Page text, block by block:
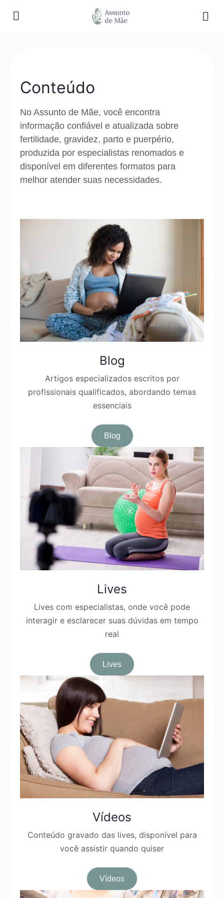
Conteúdo
No Assunto de Mãe, você encontra
informação confiável e atualizada sobre
fertilidade, gravidez, parto e puerpério,
produzida por especialistas renomados e
disponível em diferentes formatos para
melhor atender suas necessidades.
Blog
Artigos especializados escritos por
profissionais qualificados, abordando temas
essenciais
Blog
Lives
Lives com especialistas, onde você pode
interagir e esclarecer suas dúvidas em tempo
real
Lives
Vídeos
Conteúdo gravado das lives, disponível para
você assistir quando quiser
Vídeos